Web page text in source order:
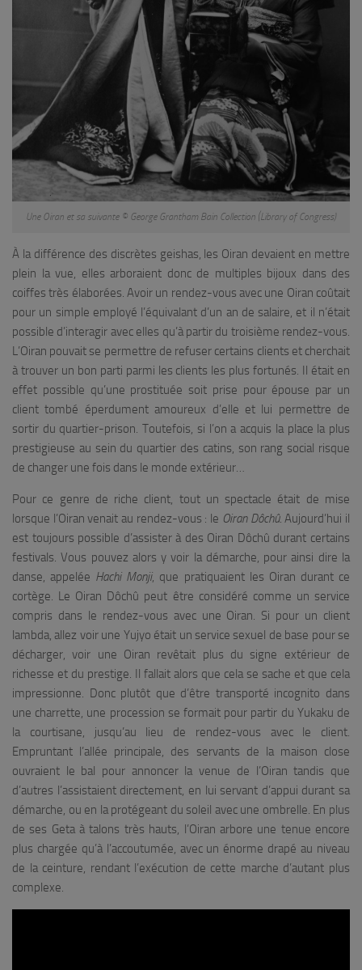
Une Oiran et sa suivante © George Grantham Bain Collection (Library of Congress)
À la différence des discrètes geishas, les Oiran devaient en mettre
plein la vue, elles arboraient donc de multiples bijoux dans des
coiffes très élaborées. Avoir un rendez-vous avec une Oiran coûtait
pour un simple employé l’équivalant d’un an de salaire, et il n’était
possible d’interagir avec elles qu’à partir du troisième rendez-vous.
L’Oiran pouvait se permettre de refuser certains clients et cherchait
à trouver un bon parti parmi les clients les plus fortunés. Il était en
effet possible qu’une prostituée soit prise pour épouse par un
client tombé éperdument amoureux d’elle et lui permettre de
sortir du quartier-prison. Toutefois, si l’on a acquis la place la plus
prestigieuse au sein du quartier des catins, son rang social risque
de changer une fois dans le monde extérieur…
Pour ce genre de riche client, tout un spectacle était de mise
lorsque l’Oiran venait au rendez-vous : le Oiran Dôchû. Aujourd’hui il
est toujours possible d’assister à des Oiran Dôchû durant certains
festivals. Vous pouvez alors y voir la démarche, pour ainsi dire la
danse, appelée Hachi Monji, que pratiquaient les Oiran durant ce
cortège. Le Oiran Dôchû peut être considéré comme un service
compris dans le rendez-vous avec une Oiran. Si pour un client
lambda, allez voir une Yujyo était un service sexuel de base pour se
décharger, voir une Oiran revêtait plus du signe extérieur de
richesse et du prestige. Il fallait alors que cela se sache et que cela
impressionne. Donc plutôt que d’être transporté incognito dans
une charrette, une procession se formait pour partir du Yukaku de
la courtisane, jusqu’au lieu de rendez-vous avec le client.
Empruntant l’allée principale, des servants de la maison close
ouvraient le bal pour annoncer la venue de l’Oiran tandis que
d’autres l’assistaient directement, en lui servant d’appui durant sa
démarche, ou en la protégeant du soleil avec une ombrelle. En plus
de ses Geta à talons très hauts, l’Oiran arbore une tenue encore
plus chargée qu’à l’accoutumée, avec un énorme drapé au niveau
de la ceinture, rendant l’exécution de cette marche d’autant plus
complexe.